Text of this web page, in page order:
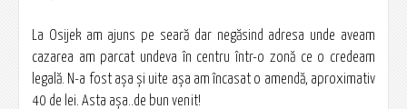
La Osijek am ajuns pe seară dar negăsind adresa unde aveam
cazarea am parcat undeva în centru într-o zonă ce o credeam
legală. N-a fost aşa şi uite aşa am încasat o amendă, aproximativ
40 de lei. Asta aşa..de bun venit!